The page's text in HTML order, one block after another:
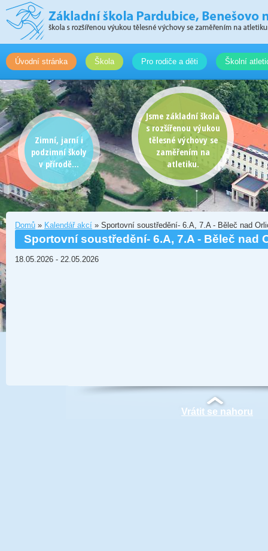
Úvodní stránka Škola Pro rodiče a děti Školní
Zimní, jarní i
podzimní školy
v přírodě...
Jsme základní škola
s rozšířenou výukou
tělesné výchovy se
zaměřením na
atletiku.
Domů » Kalendář akcí » Sportovní soustředění- 6.A, 7.A - Běleč nad
Sportovní soustředění- 6.A, 7.A - Běleč nad
18.05.2026 - 22.05.2026
Vrátit se nahoru